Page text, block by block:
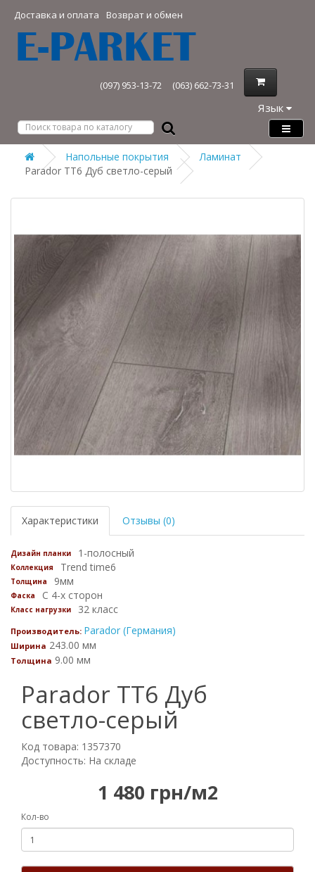
Доставка и оплата Возврат и обмен
(097) 953-13-72 (063) 662-73-31
Язык
Напольные покрытия
Ламинат
Parador TT6 Дуб светло-серый
Характеристики Отзывы (0)
Дизайн планки 1-полосный
Коллекция Trend time6
Толщина 9мм
Фаска С 4-х сторон
Класс нагрузки 32 класс
Производитель: Parador (Германия)
Ширина 243.00 мм
Толщина 9.00 мм
Parador TT6 Дуб
светло-серый
Код товара: 1357370
Доступность: На складе
1 480 грн/м2
Кол-во